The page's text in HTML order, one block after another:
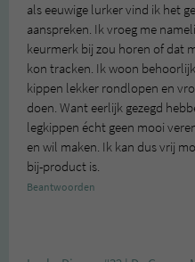
als eeuwige lurker vind ik het
aanspreken. Ik vroeg me
keurmerk bij zou horen of dat
kon tracken. Ik woon
kippen lekker rondlopen en
doen. Want eerlijk gezegd
legkippen écht geen mooi
en wil maken. Ik kan dus vrij
bij-product is.
Beantwoorden